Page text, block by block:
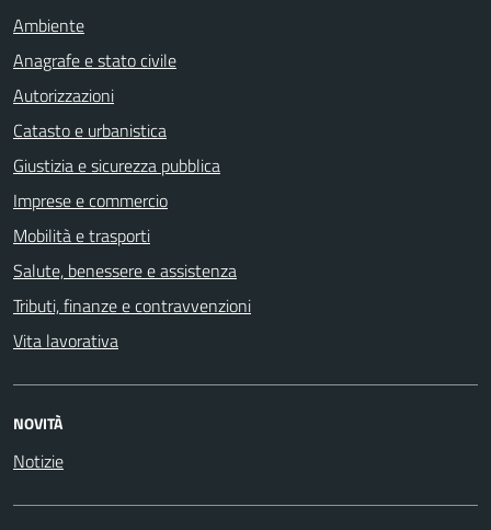
Ambiente
Anagrafe e stato civile
Autorizzazioni
Catasto e urbanistica
Giustizia e sicurezza pubblica
Imprese e commercio
Mobilità e trasporti
Salute, benessere e assistenza
Tributi, finanze e contravvenzioni
Vita lavorativa
NOVITÀ
Notizie